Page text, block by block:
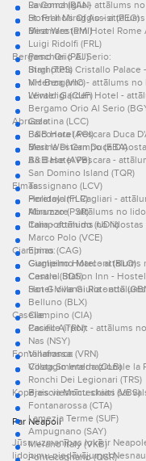
Ravenna (RAN)
St. Francis Of Assisi (PEG)
Miramare (RMI)
Luigi Ridolfi (FRL)
Peschiei (PEJ)
Birgi (TPS)
Vicenza (VIC)
Levaldigi (CUF)
Bergamo Orio Al Serio
Galatina (LCC)
Falconara (AOI)
Marina Di Campo (EBA)
Air Base (AVB)
San Domino Island (TQR)
Tassignano (LCV)
Peretola (FLR)
Abruzzo (PSR)
Campoformido (UDN)
Marco Polo (VCE)
Elmas (CAG)
Guglielmo Marconi (BLQ)
Casale (BDS)
San Giovanni Rotondo
Belluno (BLX)
Ciampino (CIA)
Caselle (TRN)
Nas (NSY)
Villafranca (VRN)
Costa Smeralda (OLB)
Ronchi Dei Legionari (TRS)
Brescia Montechiari (VBS)
Fontanarossa (CTA)
Lamezia Terme (SUF)
Ampugnano (SAY)
Merano Italy (VKB)
Pontecagnano (QSR)
La Conchiglia - attālums
Hotel Il Miraggio -
Best Western Hotel
Bergamo Orio Al Serio:
Starhotels Cristallo Palace
NH Bergamo - attālums no
Winter Garden Hotel -
Abruzzo:
B&B Hotel Pescara Duca
Best Western Duca
B&B Hotel Pescara -
Elmas:
Holiday Inn Cagliari -
Miramare - attālums no
Italia - attālums no lidostas
Ciampino:
Ciampino Hotel - attālums
Central Station Inn -
Hotel Villa Giulia -
Caselle:
Pacific Airport - attālums
Fontanarossa:
Villaggio Internazionale la
Kopējais viesnīcu skaits šai
Par Neapoli
Jūsu uzmanības lokā ir
lidojumu piedāvājumu!